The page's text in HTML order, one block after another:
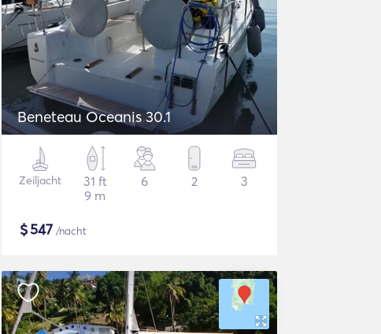
Beneteau Oceanis 30.1
Zeiljacht
31 ft
9 m
6 2 3
$547 /nacht